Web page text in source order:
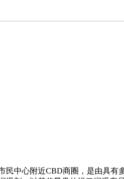
中心附近CBD商圈，是由具